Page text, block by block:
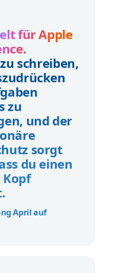
für Apple
schreiben,
zu
und der
sorgt
du einen
April auf